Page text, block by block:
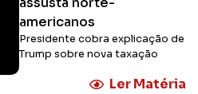
americanos
Presidente cobra explicação de
Trump sobre nova taxação
Ler Matéria